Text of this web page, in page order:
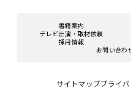
書籍案内
テレビ出演・取材依頼
採用情報
お問い合わ
サイトマッププライ